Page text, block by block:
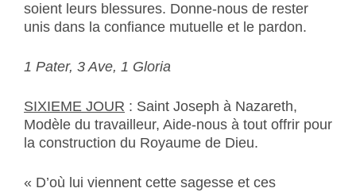
soient leurs blessures. Donne-nous de rester
unis dans la confiance mutuelle et le pardon.
1 Pater, 3 Ave, 1 Gloria
SIXIEME JOUR : Saint Joseph à Nazareth,
Modèle du travailleur, Aide-nous à tout offrir pour
la construction du Royaume de Dieu.
« D’où lui viennent cette sagesse et ces